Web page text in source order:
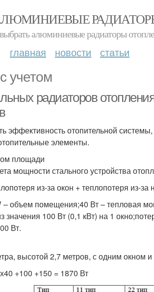
алюминиевые радиаторы
главная новости статьи
учетом
радиаторов
эффективность отопительной
элементы.
площади
мощности стального устройства
из-за окон + теплопотеря из-
объем помещения;40 Вт – тепловая
значения 100 Вт (0,1 кВт) на 1
Вт.
высотой 2,7 метров, с одним окном
+100 +150 = 1870 Вт